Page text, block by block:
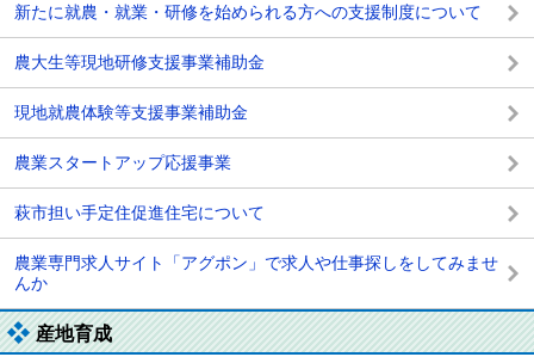
新たに就農・就業・研修を始められる方への支援制度について
農大生等現地研修支援事業補助金
現地就農体験等支援事業補助金
農業スタートアップ応援事業
萩市担い手定住促進住宅について
農業専門求人サイト「アグポン」で求人や仕事探しをしてみませ
んか
産地育成